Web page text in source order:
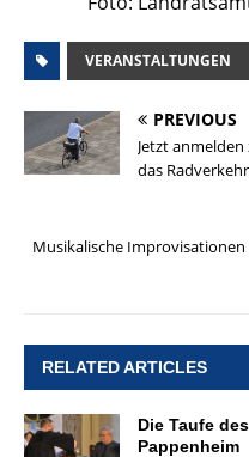
VERANSTALTUNGEN
PREVIOUS
Jetzt
das
Musikalische Improvisationen
RELATED ARTICLES
Die Taufe
Pappenheim